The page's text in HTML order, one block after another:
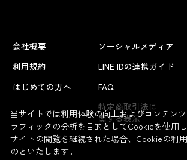
会社概要
利用規約
はじめての方へ
ソーシャルメディア
LINE IDの連携ガイド
FAQ
特定商取引法に
関する表示
当サイトでは利用体験の向上およびコンテン
ラフィックの分析を目的としてCookieを使用
サイトの閲覧を継続された場合、Cookieの利
のといたします。